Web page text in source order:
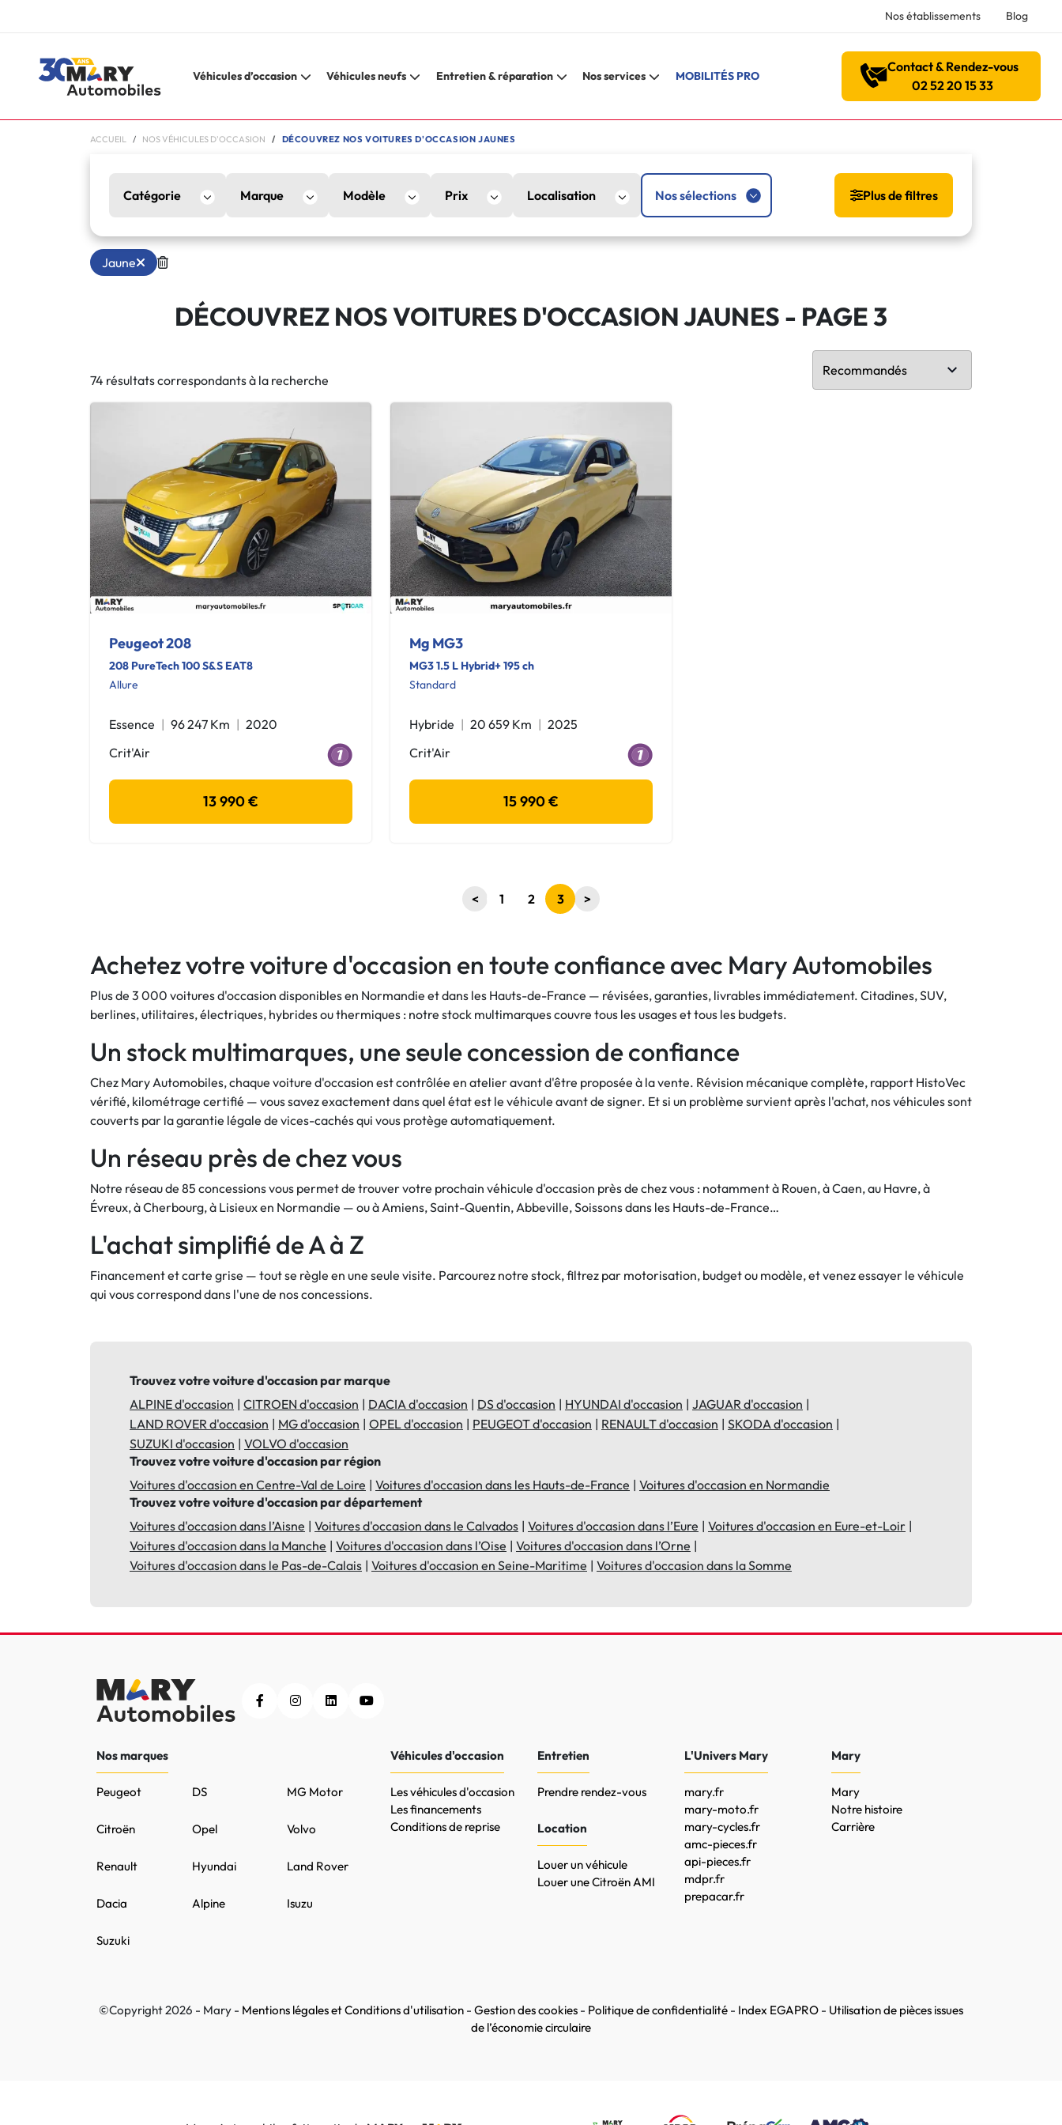
Nos établissements Blog
Véhicules d’occasion Véhicules neufs Entretien & réparation Nos services MOBILITÉS PRO
Contact & Rendez-vous
02 52 20 15 33
ACCUEIL NOS VÉHICULES D'OCCASION DÉCOUVREZ NOS VOITURES D'OCCASION JAUNES
Catégorie Marque Modèle Prix Localisation Nos sélections Plus de filtres
Jaune
DÉCOUVREZ NOS VOITURES D'OCCASION JAUNES - PAGE 3
74 résultats correspondants à la recherche
Peugeot 208
208 PureTech 100 S&S EAT8
Allure
Essence 96 247 Km
2020
Crit'Air
13 990 €
Mg MG3
MG3 1.5 L Hybrid+ 195 ch
Standard
Hybride 20 659 Km
2025
Crit'Air
15 990 €
< 1 2 3 >
Achetez votre voiture d'occasion en toute confiance avec Mary Automobiles
Plus de 3 000 voitures d'occasion disponibles en Normandie et dans les Hauts-de-France — révisées, garanties, livrables immédiatement. Citadines, SUV,
berlines, utilitaires, électriques, hybrides ou thermiques : notre stock multimarques couvre tous les usages et tous les budgets.
Un stock multimarques, une seule concession de confiance
Chez Mary Automobiles, chaque voiture d'occasion est contrôlée en atelier avant d'être proposée à la vente. Révision mécanique complète, rapport HistoVec
vérifié, kilométrage certifié — vous savez exactement dans quel état est le véhicule avant de signer. Et si un problème survient après l'achat, nos véhicules sont
couverts par la garantie légale de vices-cachés qui vous protège automatiquement.
Un réseau près de chez vous
Notre réseau de 85 concessions vous permet de trouver votre prochain véhicule d'occasion près de chez vous : notamment à Rouen, à Caen, au Havre, à
Évreux, à Cherbourg, à Lisieux en Normandie — ou à Amiens, Saint-Quentin, Abbeville, Soissons dans les Hauts-de-France…
L'achat simplifié de A à Z
Financement et carte grise — tout se règle en une seule visite. Parcourez notre stock, filtrez par motorisation, budget ou modèle, et venez essayer le véhicule
qui vous correspond dans l'une de nos concessions.
Trouvez votre voiture d'occasion par marque
ALPINE d'occasion
CITROEN d'occasion DACIA d'occasion DS d'occasion HYUNDAI d'occasion
JAGUAR d'occasion
LAND ROVER d'occasion
MG d'occasion OPEL d'occasion PEUGEOT d'occasion RENAULT d'occasion
SKODA d'occasion
SUZUKI d'occasion
VOLVO d'occasion
Trouvez votre voiture d'occasion par région
Voitures d'occasion en Centre-Val de Loire
Voitures d'occasion dans les Hauts-de-France
Voitures d'occasion en Normandie
Trouvez votre voiture d'occasion par département
Voitures d'occasion dans l’Aisne
Voitures d'occasion dans le Calvados Voitures d'occasion dans l’Eure
Voitures d'occasion en Eure-et-Loir
Voitures d'occasion dans la Manche
Voitures d'occasion dans l’Oise
Voitures d'occasion dans l’Orne
Voitures d'occasion dans le Pas-de-Calais Voitures d'occasion en Seine-Maritime Voitures d'occasion dans la Somme
Nos marques
Peugeot DS MG Motor
Citroën Opel Volvo
Renault Hyundai Land Rover
Dacia Alpine Isuzu
Suzuki
Véhicules d'occasion
Les véhicules d'occasion
Les financements
Conditions de reprise
Entretien
Prendre rendez-vous
Location
Louer un véhicule
Louer une Citroën AMI
L'Univers Mary
mary.fr
mary-moto.fr
mary-cycles.fr
amc-pieces.fr
api-pieces.fr
mdpr.fr
prepacar.fr
Mary
Mary
Notre histoire
Carrière
©Copyright 2026 - Mary - Mentions légales et Conditions d'utilisation - Gestion des cookies - Politique de confidentialité - Index EGAPRO - Utilisation de pièces issues
de l’économie circulaire